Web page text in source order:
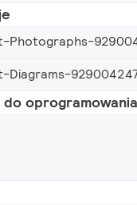
Photographs-
Diagrams-
oprogramowania